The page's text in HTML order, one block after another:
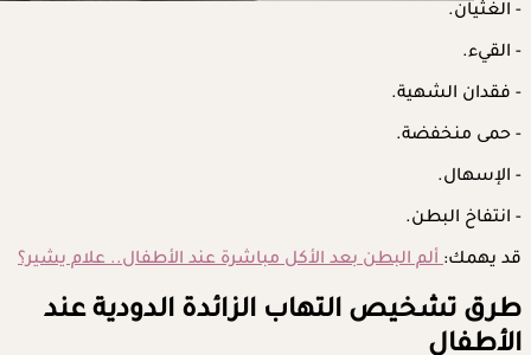
- الغثيان.
- القيء.
- فقدان الشهية.
- حمى منخفضة.
- الإسهال.
- انتفاخ البطن.
قد يهمك:ألم البطن بعد الأكل مباشرة عند الأطفال.. علام يشير؟
طرق تشخيص التهاب الزائدة الدودية عند
الأطفال